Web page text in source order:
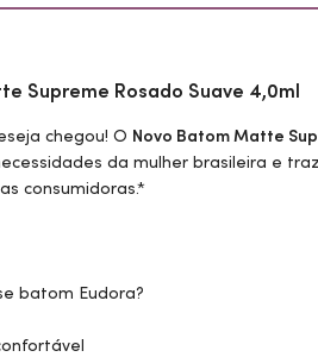
Supreme Rosado Suave 4,0ml
chegou! O Novo Batom Matte
da mulher brasileira e
consumidoras.*
batom Eudora?